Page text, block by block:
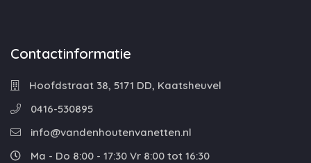
Contactinformatie
Hoofdstraat 38, 5171 DD, Kaatsheuvel
0416-530895
info@vandenhoutenvanetten.nl
Ma - Do 8:00 - 17:30 Vr 8:00 tot 16:30